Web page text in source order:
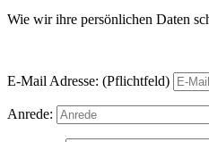
Wie wir ihre persönlichen Daten
E-Mail Adresse: (Pflichtfeld)
Anrede: